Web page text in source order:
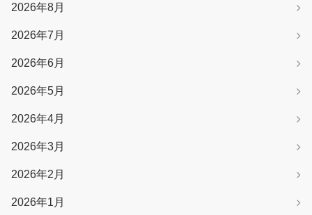
2026年8月
2026年7月
2026年6月
2026年5月
2026年4月
2026年3月
2026年2月
2026年1月